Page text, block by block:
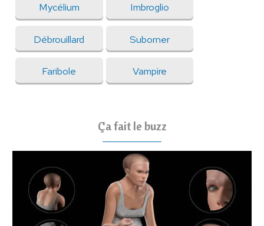
Mycélium Imbroglio
Débrouillard Suborner
Faribole Vampire
Ça fait le buzz